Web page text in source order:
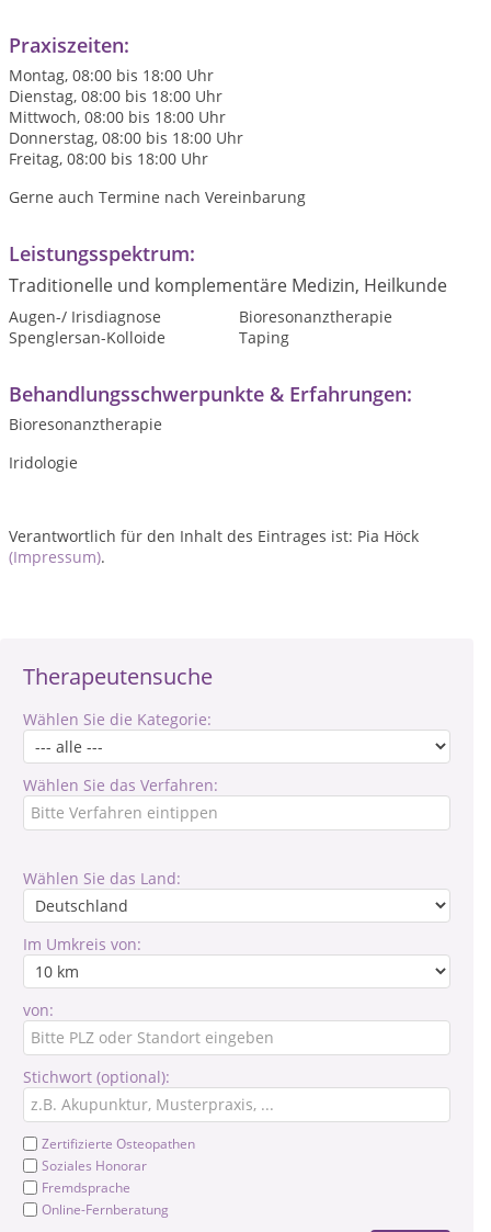
Therapeutensuche
Wählen Sie die Kategorie:
Wählen Sie das Verfahren:
Wählen Sie das Land:
Im Umkreis von:
von:
Stichwort (optional):
Zertifizierte Osteopathen
Soziales Honorar
Fremdsprache
Online-Fernberatung
Praxiszeiten:
Montag, 08:00 bis 18:00 Uhr
Dienstag, 08:00 bis 18:00 Uhr
Mittwoch, 08:00 bis 18:00 Uhr
Donnerstag, 08:00 bis 18:00 Uhr
Freitag, 08:00 bis 18:00 Uhr
Gerne auch Termine nach Vereinbarung
Leistungsspektrum:
Traditionelle und komplementäre Medizin, Heilkunde
Augen-/ Irisdiagnose
Bioresonanztherapie
Spenglersan-Kolloide
Taping
Behandlungsschwerpunkte & Erfahrungen:
Bioresonanztherapie
Iridologie
Verantwortlich für den Inhalt des Eintrages ist: Pia Höck
(Impressum).